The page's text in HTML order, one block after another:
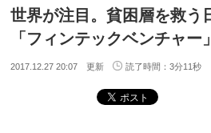
世界が注目。貧困層を救う
「フィンテックベンチャー」
2017.12.27 20:07 更新 読了時間：3分11秒